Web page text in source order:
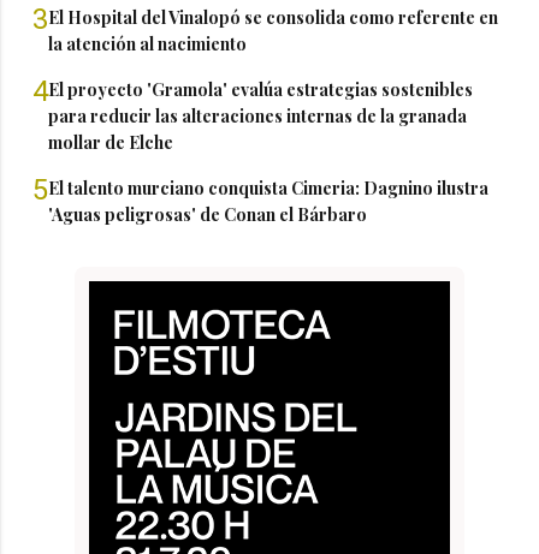
3El Hospital del Vinalopó se consolida como referente en
la atención al nacimiento
4El proyecto 'Gramola' evalúa estrategias sostenibles
para reducir las alteraciones internas de la granada
mollar de Elche
5El talento murciano conquista Cimeria: Dagnino ilustra
'Aguas peligrosas' de Conan el Bárbaro